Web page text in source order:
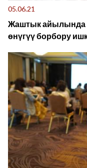
05.06.21
Жаштык айылында
өнүгүү борбору